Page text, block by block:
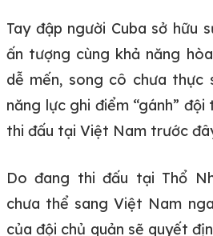
Tay đập người Cuba sở hữu
ấn tượng cùng khả năng
dễ mến, song cô chưa thực
năng lực ghi điểm “gánh”
thi đấu tại Việt Nam trước
Do đang thi đấu tại Thổ
chưa thể sang Việt Nam
của đội chủ quản sẽ quyết